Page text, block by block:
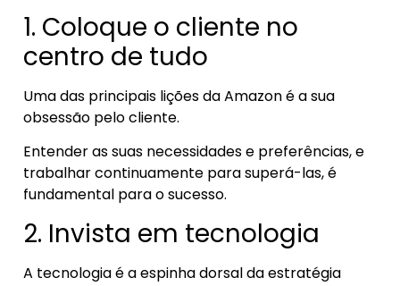
1. Coloque o cliente no
centro de tudo
Uma das principais lições da Amazon é a sua
obsessão pelo cliente.
Entender as suas necessidades e preferências, e
trabalhar continuamente para superá-las, é
fundamental para o sucesso.
2. Invista em tecnologia
A tecnologia é a espinha dorsal da estratégia